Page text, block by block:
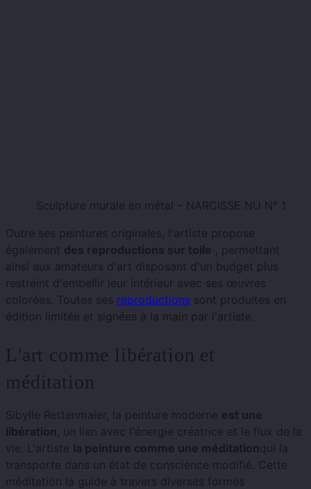
Sculpture murale en métal – NARCISSE NU N° 1
Outre ses peintures originales, l'artiste propose
également des reproductions sur toile , permettant
ainsi aux amateurs d'art disposant d'un budget plus
restreint d'embellir leur intérieur avec ses œuvres
colorées. Toutes ses reproductions sont produites en
édition limitée et signées à la main par l'artiste.
L'art comme libération et
méditation
Sibylle Rettenmaier, la peinture moderne est une
libération , un lien avec l'énergie créatrice et le flux de la
vie. L'artiste la peinture comme une méditationqui la
transporte dans un état de conscience modifié. Cette
méditation la guide à travers diverses formes